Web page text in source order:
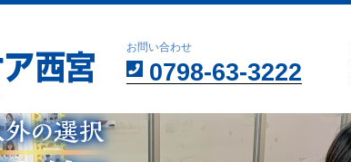
お問い合わせ
0798-63-3222